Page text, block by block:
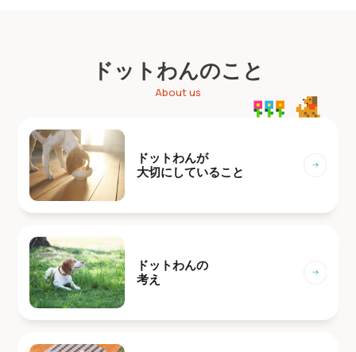
ドットわんのこと
About us
ドットわんが
大切にしていること
ドットわんの
考え